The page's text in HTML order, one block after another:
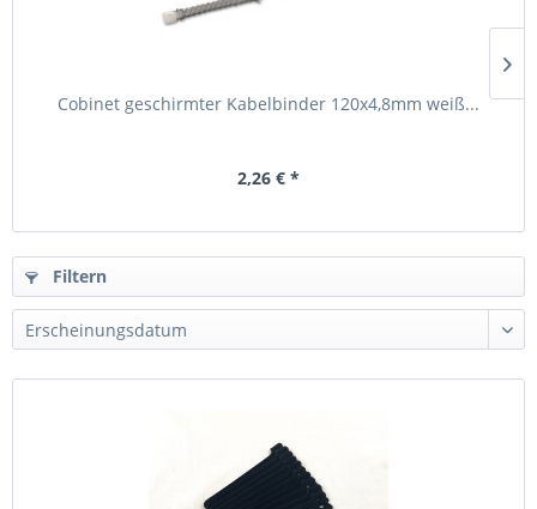
Cobinet geschirmter Kabelbinder 120x4,8mm weiß...
2,26 € *
Filtern